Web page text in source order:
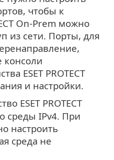
чтобы к
On-Prem можно
из сети. Порты, для
консоли
ESET PROTECT
и настройки.
ESET PROTECT
среды IPv4. При
настроить
среда не